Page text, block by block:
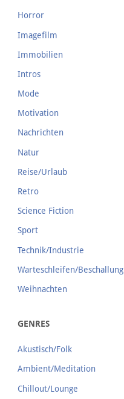
Horror
Imagefilm
Immobilien
Intros
Mode
Motivation
Nachrichten
Natur
Reise/Urlaub
Retro
Science Fiction
Sport
Technik/Industrie
Warteschleifen/Beschallung
Weihnachten
GENRES
Akustisch/Folk
Ambient/Meditation
Chillout/Lounge